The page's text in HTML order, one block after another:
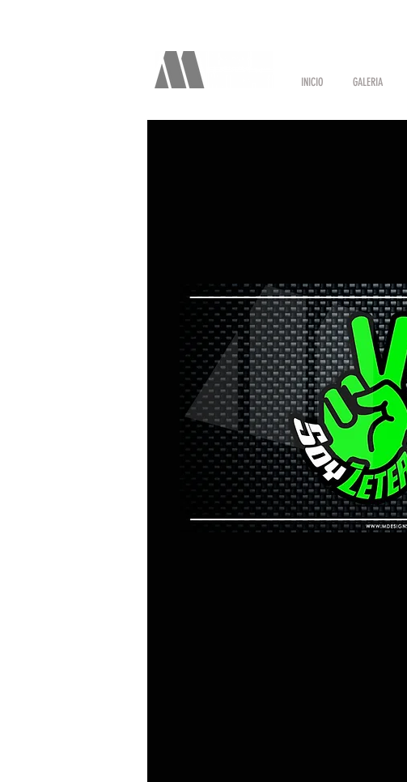
INICIO GALERIA